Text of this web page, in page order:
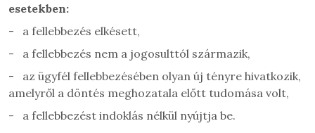
esetekben:
-
a fellebbezés elkésett,
-
a fellebbezés nem a jogosulttól származik,
-
az ügyfél fellebbezésében olyan új tényre hivatkozik,
amelyről a döntés meghozatala előtt tudomása volt,
-
a fellebbezést indoklás nélkül nyújtja be.